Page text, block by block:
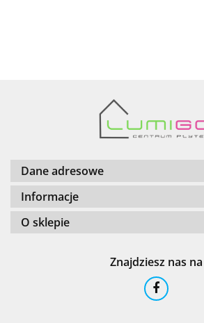
Barwolf
Dane adresowe
Informacje
O sklepie
Znajdziesz nas na